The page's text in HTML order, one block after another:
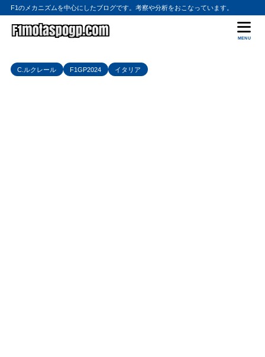
F1のメカニズムを中心にしたブログです。考察や分析をおこなっています。
MENU
C.ルクレール F1GP2024 イタリア